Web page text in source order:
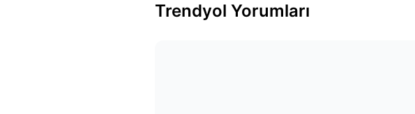
Trendyol Yorumları